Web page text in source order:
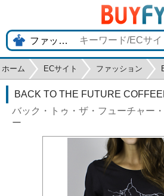
ホーム ECサイト ファッション
BACK TO THE FUTURE
バック・トゥ・ザ・フューチャー
ー